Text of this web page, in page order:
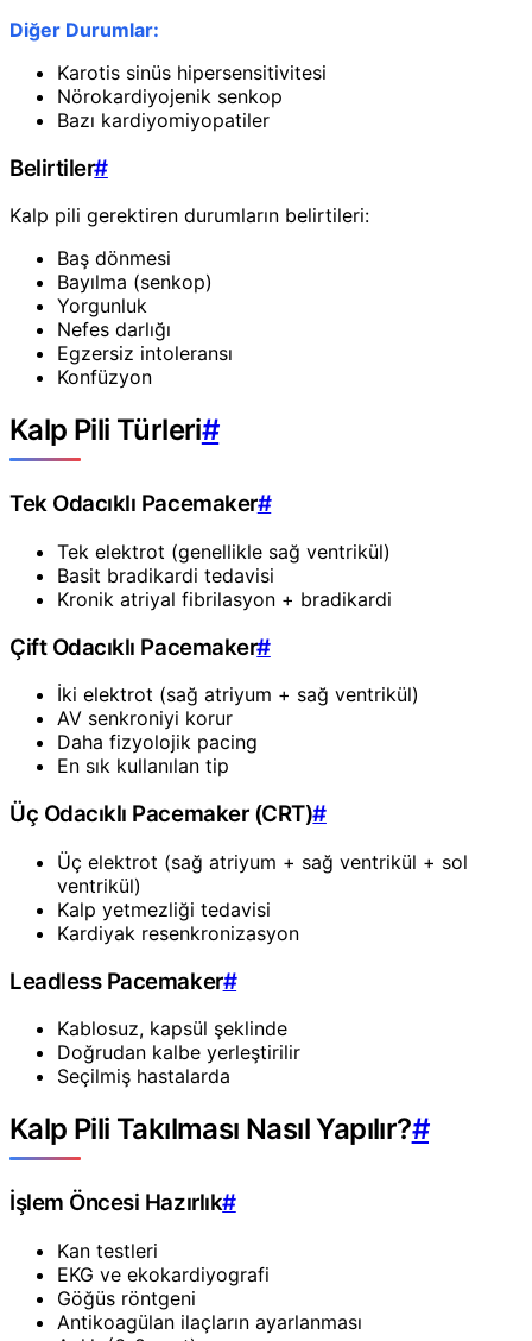
Diğer Durumlar:
Karotis sinüs hipersensitivitesi
Nörokardiyojenik senkop
Bazı kardiyomiyopatiler
Belirtiler#
Kalp pili gerektiren durumların belirtileri:
Baş dönmesi
Bayılma (senkop)
Yorgunluk
Nefes darlığı
Egzersiz intoleransı
Konfüzyon
Kalp Pili Türleri#
Tek Odacıklı Pacemaker#
Tek elektrot (genellikle sağ ventrikül)
Basit bradikardi tedavisi
Kronik atriyal fibrilasyon + bradikardi
Çift Odacıklı Pacemaker#
İki elektrot (sağ atriyum + sağ ventrikül)
AV senkroniyi korur
Daha fizyolojik pacing
En sık kullanılan tip
Üç Odacıklı Pacemaker (CRT)#
Üç elektrot (sağ atriyum + sağ ventrikül + sol
ventrikül)
Kalp yetmezliği tedavisi
Kardiyak resenkronizasyon
Leadless Pacemaker#
Kablosuz, kapsül şeklinde
Doğrudan kalbe yerleştirilir
Seçilmiş hastalarda
Kalp Pili Takılması Nasıl Yapılır?#
İşlem Öncesi Hazırlık#
Kan testleri
EKG ve ekokardiyografi
Göğüs röntgeni
Antikoagülan ilaçların ayarlanması